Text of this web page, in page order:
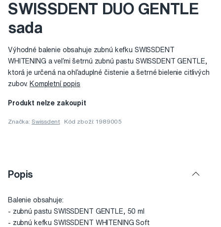
SWISSDENT DUO GENTLE
sada
Výhodné balenie obsahuje zubnú kefku SWISSDENT
WHITENING a veľmi šetrnú zubnú pastu SWISSDENT GENTLE,
ktorá je určená na ohľaduplné čistenie a šetrné bielenie citlivých
zubov. Kompletní popis
Produkt nelze zakoupit
Značka: Swissdent Kód zboží: 1989005
Popis
Balenie obsahuje:
- zubnú pastu SWISSDENT GENTLE, 50 ml
- zubnú kefku SWISSDENT WHITENING Soft